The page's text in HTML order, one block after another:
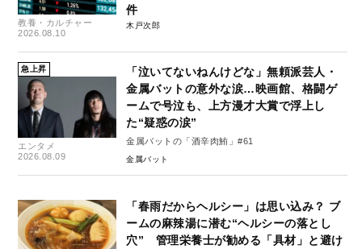
教養・カルチャー
2026.08.10
件
木戸次郎
急上昇
エンタメ
2026.08.09
「泣いてないねんけどな」無頼派芸人・
金属バットの意外な涙…映画館、格闘ゲ
ームで号泣も、上方漫才大賞で浮上し
た“疑惑の涙”
金属バットの「酒辛肉鮪」#61
金属バット
「春雨だからヘルシー」は思い込み？ ブ
ームの麻辣湯に潜む“ヘルシーの落とし
穴” 管理栄養士が勧める「具材」と避け